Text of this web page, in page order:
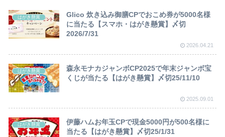
はがき懸賞
Glico 炊き込み御膳CPでおこめ券が5000名様
に当たる【スマホ・はがき懸賞】〆切
2026/7/31
2026.04.21
はがき懸賞
森永モナカジャンボCP2025で年末ジャンボ宝
くじが当たる【はがき懸賞】〆切25/11/10
2025.09.01
はがき懸賞
伊藤ハムお年玉CPで現金5000円が500名様に
当たる【はがき懸賞】〆切25/1/31